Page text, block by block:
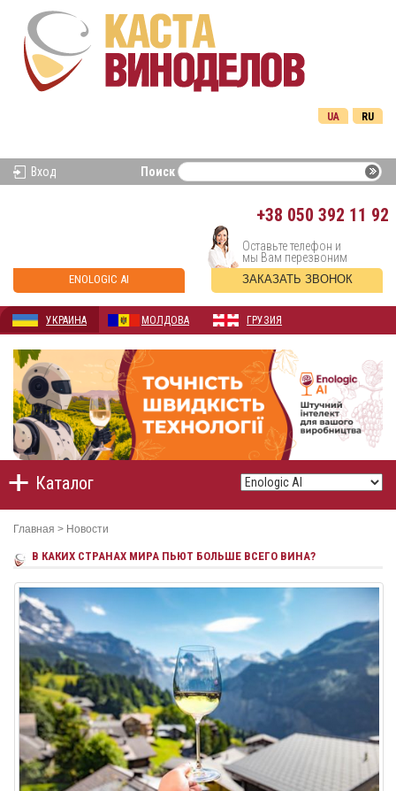
RU
UA
Вход Поиск
+38 050 392 11 92
ENOLOGIC AI
Оставьте телефон и
мы Вам перезвоним
ЗАКАЗАТЬ ЗВОНОК
УКРАИНА МОЛДОВА ГРУЗИЯ
Каталог
Главная > Новости
В КАКИХ СТРАНАХ МИРА ПЬЮТ БОЛЬШЕ ВСЕГО ВИНА?